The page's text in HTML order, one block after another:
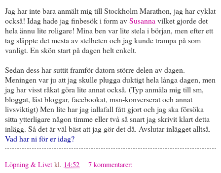
Jag har inte bara anmält mig till Stockholm Marathon, jag har cyklat
också! Idag hade jag finbesök i form avSusannavilket gjorde det
hela ännu lite roligare! Mina ben var lite stela i början, men efter ett
tag släppte det mesta av stelheten och jag kunde trampa på som
vanligt. En skön start på dagen helt enkelt.
Sedan dess har suttit framför datorn större delen av dagen.
Meningen var ju att jag skulle plugga duktigt hela långa dagen, men
jag har visst råkat göra lite annat också. (Typ anmäla mig till sm,
bloggat, läst bloggar, facebookat, msn-konverserat och annat
livsviktigt) Men lite har jag iallafall fått gjort och jag ska försöka
sitta ytterligare någon timme eller två så snart jag skrivit klart detta
inlägg. Så det är väl bäst att jag gör det då. Avslutar inlägget alltså.
Vad har ni för er idag?
Löpning & Livet kl. 14:52 7 kommentarer: